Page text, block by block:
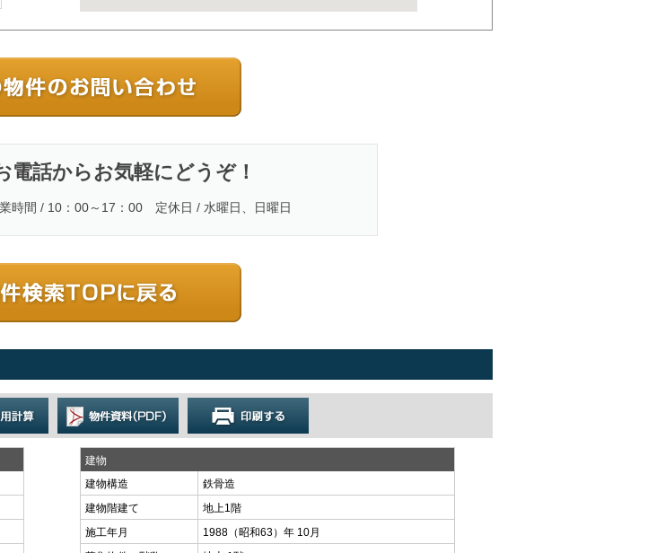
電話からお気軽にどうぞ！
時間 / 10：00～17：00 定休日 / 水曜日、日曜日
建物
建物構造
鉄骨造
建物階建て
地上1階
施工年月
1988（昭和63）年 10月